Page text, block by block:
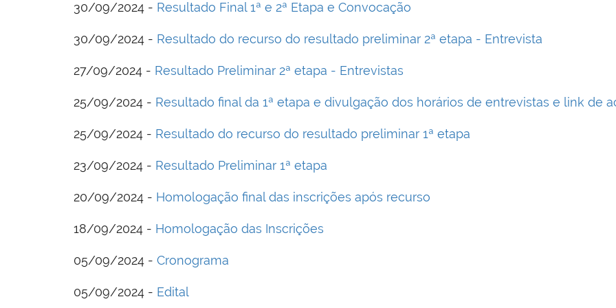
30/09/2024 - Resultado Final 1ª e 2ª Etapa e Convocação
30/09/2024 - Resultado do recurso do resultado preliminar 2ª etapa - Entrevista
27/09/2024 - Resultado Preliminar 2ª etapa - Entrevistas
25/09/2024 - Resultado final da 1ª etapa e divulgação dos horários de entrevistas e link de
25/09/2024 - Resultado do recurso do resultado preliminar 1ª etapa
23/09/2024 - Resultado Preliminar 1ª etapa
20/09/2024 - Homologação final das inscrições após recurso
18/09/2024 - Homologação das Inscrições
05/09/2024 - Cronograma
05/09/2024 - Edital